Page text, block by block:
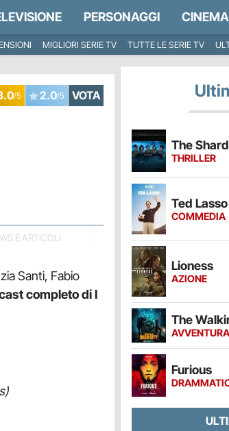
PERSONAGGI CINEMA
MIGLIORI SERIE TV TUTTE LE SERIE TV
/5 2.0/5 VOTA
E ARTICOLI
Santi, Fabio
completo di I
The
THRILLER
Ted Lasso
COMMEDIA
Lioness
AZIONE
The
AVVENTURA
Furious